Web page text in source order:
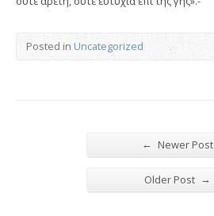
Posted in Uncategorized
← Newer Post
Older Post →